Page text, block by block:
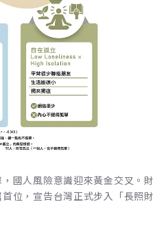
國人風險意識迎來黃金交叉。財
位，宣告台灣正式步入「長照財